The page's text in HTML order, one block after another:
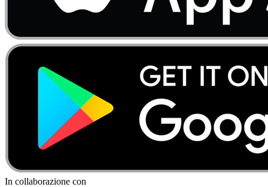
In collaborazione con